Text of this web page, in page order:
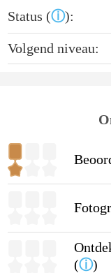
Status (ⓘ):
Volgend niveau:
(ⓘ)